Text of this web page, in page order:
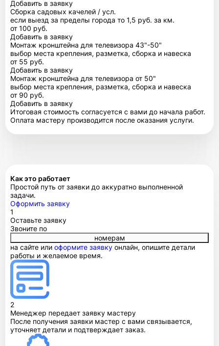
Добавить в заявку
Сборка садовых качелей / усл.
если выезд за пределы города то 1,5 руб. за км.
от 100 руб.
Добавить в заявку
Монтаж кронштейна для телевизора 43"-50"
выбор места крепления, разметка, сборка и навеска
от 55 руб.
Добавить в заявку
Монтаж кронштейна для телевизора от 50"
выбор места крепления, разметка, сборка и навеска
от 90 руб.
Добавить в заявку
Итоговая стоимость согласуется с вами до начала работ.
Оплата мастеру производится после оказания услуги.
Как это работает
Простой путь от заявки до аккуратно выполненной
задачи.
Оформить заявку
1
Оставьте заявку
Звоните по
номерам
на сайте или оформите заявку онлайн, опишите детали
работы и желаемое время.
2
Менеджер передает заявку мастеру
После получения заявки мастер с вами связывается,
уточняет детали и подтверждает заказ.